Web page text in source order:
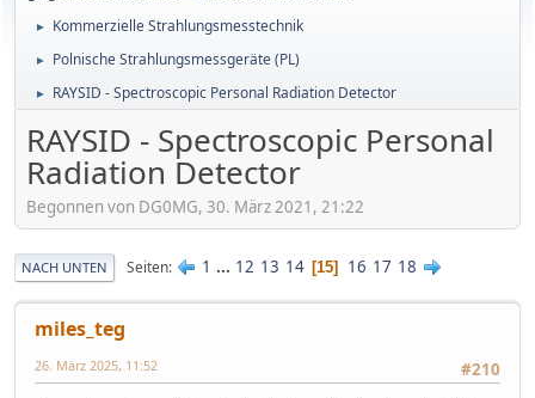
► Kommerzielle Strahlungsmesstechnik
► Polnische Strahlungsmessgeräte (PL)
► RAYSID - Spectroscopic Personal Radiation Detector
RAYSID - Spectroscopic Personal
Radiation Detector
Begonnen von DG0MG, 30. März 2021, 21:22
NACH UNTEN Seiten 1 ... 12 13 14 15 16 17 18
miles_teg
#210
26. März 2025, 11:52